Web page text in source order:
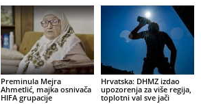
Preminula Mejra
Ahmetlić, majka osnivača
HIFA grupacije
Hrvatska: DHMZ izdao
upozorenja za više regija,
toplotni val sve jači